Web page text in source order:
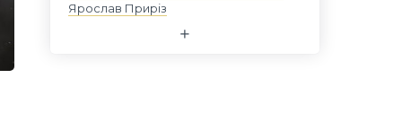
Ярослав Приріз